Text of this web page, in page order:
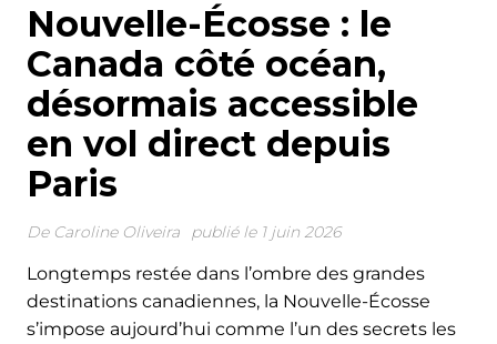
Nouvelle-Écosse : le
Canada côté océan,
désormais accessible
en vol direct depuis
Paris
De Caroline Oliveira publié le 1 juin 2026
Longtemps restée dans l’ombre des grandes
destinations canadiennes, la Nouvelle-Écosse
s’impose aujourd’hui comme l’un des secrets les